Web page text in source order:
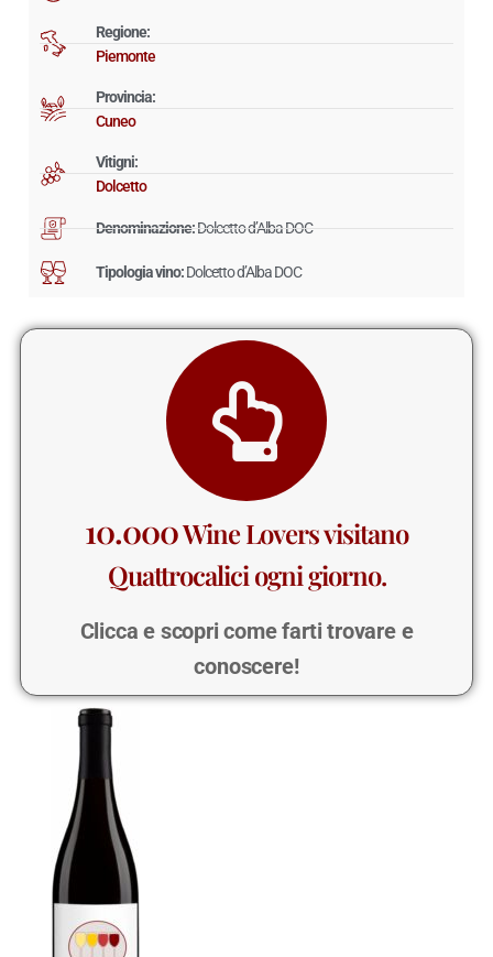
Regione:
Piemonte
Provincia:
Cuneo
Vitigni:
Dolcetto
Denominazione:Dolcetto d’Alba DOC
Tipologia vino:Dolcetto d’Alba DOC
10.000Wine Lovers visitano
Quattrocalici ogni giorno.
Clicca e scopri come farti trovare e
conoscere!